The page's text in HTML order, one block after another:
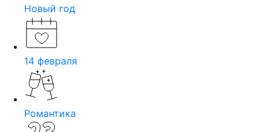
Новый год
14 февраля
Романтика